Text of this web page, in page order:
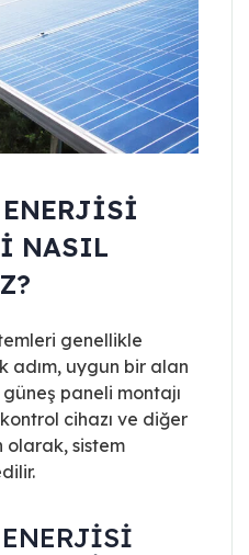
NASIL
genellikle
adım, uygun bir alan
paneli montajı
cihazı ve diğer
olarak, sistem